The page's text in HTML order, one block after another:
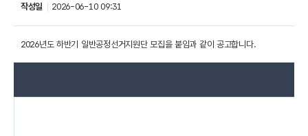
작성일 2026-06-10 09:31
2026년도 하반기 일반공정선거지원단 모집을 붙임과 같이 공고합니다.